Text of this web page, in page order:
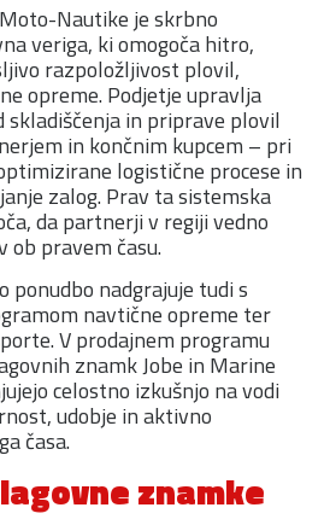
Nautike je skrbno
veriga, ki omogoča hitro,
razpoložljivost plovil,
opreme. Podjetje upravlja
skladiščenja in priprave plovil
in končnim kupcem – pri
logistične procese in
zalog. Prav ta sistemska
da partnerji v regiji vedno
ob pravem času.
ponudbo nadgrajuje tudi s
navtične opreme ter
V prodajnem programu
znamk Jobe in Marine
celostno izkušnjo na vodi
udobje in aktivno
časa.
znamke